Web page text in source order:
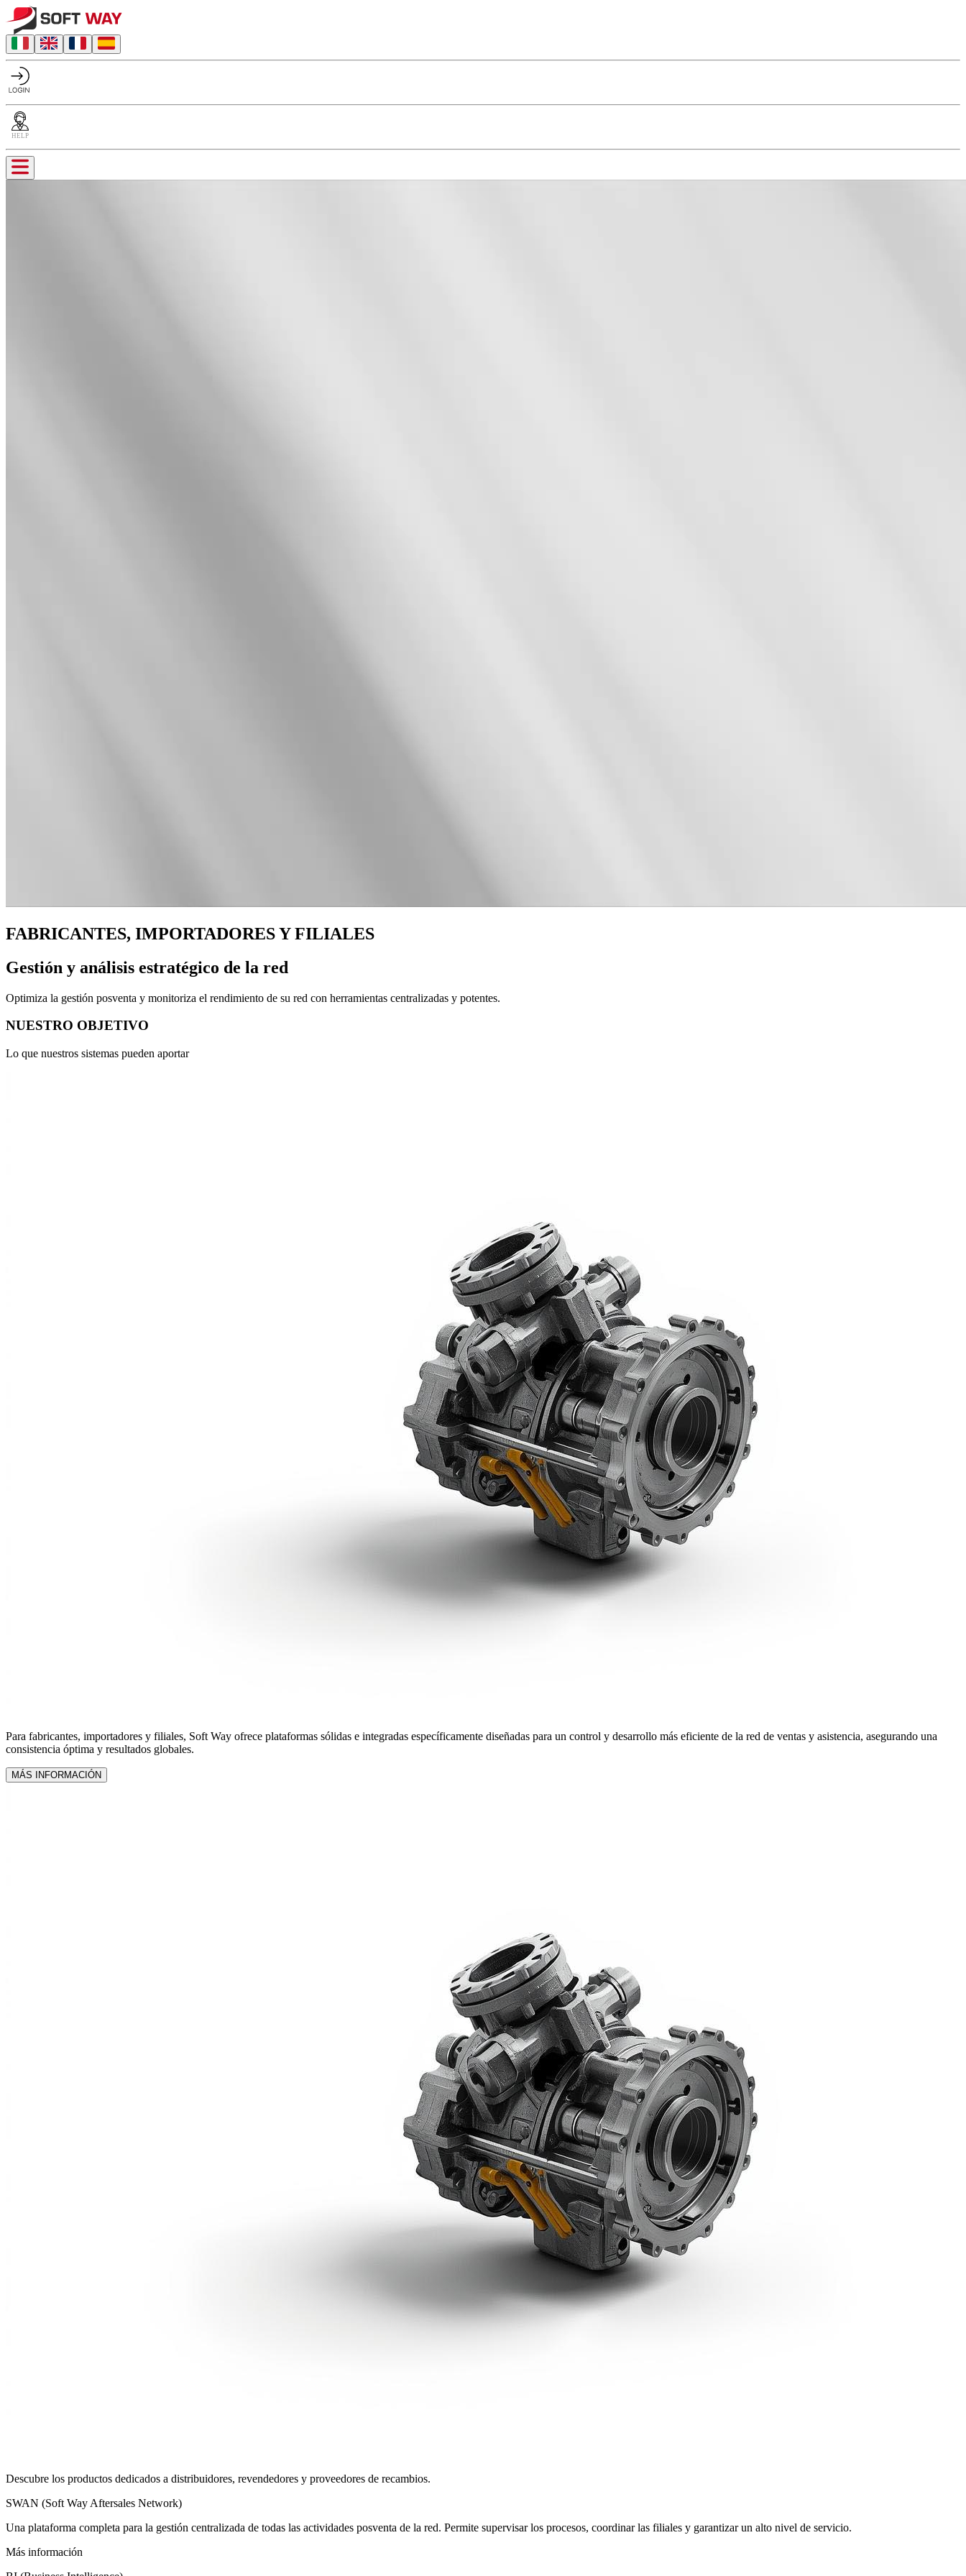
FABRICANTES, IMPORTADORES Y FILIALES
Gestión y análisis estratégico de la red
Optimiza la gestión posventa y monitoriza el rendimiento de su red con herramientas centralizadas y potentes.
NUESTRO OBJETIVO
Lo que nuestros sistemas pueden aportar
Para fabricantes, importadores y filiales, Soft Way ofrece plataformas sólidas e integradas específicamente diseñadas para un control y desarrollo más eficiente de la red de ventas y asistencia, asegurando una
consistencia óptima y resultados globales.
MÁS INFORMACIÓN
Descubre los productos dedicados a distribuidores, revendedores y proveedores de recambios.
SWAN (Soft Way Aftersales Network)
Una plataforma completa para la gestión centralizada de todas las actividades posventa de la red. Permite supervisar los procesos, coordinar las filiales y garantizar un alto nivel de servicio.
Más información